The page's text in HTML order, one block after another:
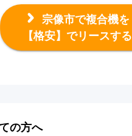
宗像市で複合機を
【格安】でリースする
の方へ